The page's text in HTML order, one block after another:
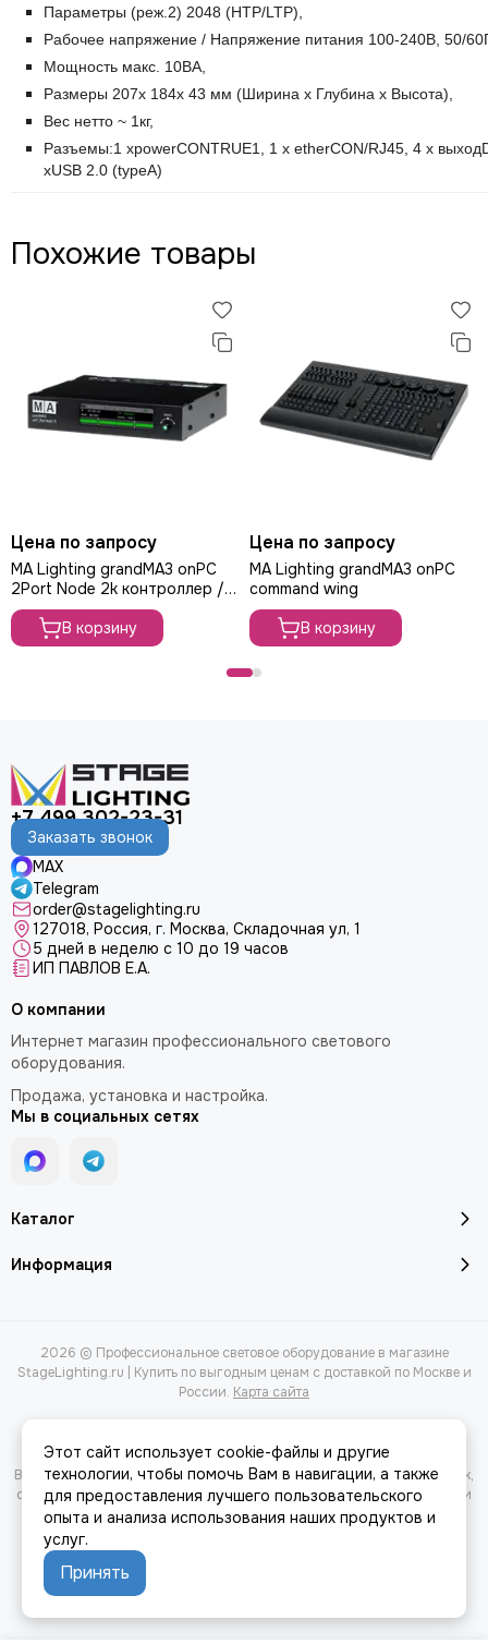
Tuchler
YODN
ЯRILO Pro
PROCAST Cable
CVGAUDIO
СТРОЙЦИРК
Параметры (реж.2) 2048 (HTP/LTP),
Рабочее напряжение / Напряжение питания 100-240В, 50/
Мощность макс. 10ВА,
Размеры 207x 184x 43 мм (Ширина x Глубина x Высота),
Вес нетто ~ 1кг,
Разъемы:1 xpowerCONTRUE1, 1 x etherCON/RJ45, 4 x
xUSB 2.0 (typeA)
Похожие товары
Цена по запросу
MA Lighting grandMA3 onPC
2Port Node 2k контроллер /
преобразователь сигнала
В корзину
Цена по запросу
MA Lighting grandMA3 onPC
command wing
В корзину
+7 499 302-23-31
Заказать звонок
MAX
Telegram
order@stagelighting.ru
127018, Россия, г. Москва, Складочная ул, 1
5 дней в неделю с 10 до 19 часов
ИП ПАВЛОВ Е.А.
Каталог
Информация
О компании
Интернет магазин профессионального светового
оборудования.
Продажа, установка и настройка.
Мы в социальных сетях
2026 © Профессиональное световое оборудование в магазине
StageLighting.ru | Купить по выгодным ценам с доставкой по Москве и
России. Карта сайта
Вся представленная на сайте информация, касающаяся характеристик,
стоимости товаров и услуг, носит информационный характер и ни при
каких условиях не является публичной офертой, определяемой
положениями Статьи 437(2) Гражданского кодекса РФ.
Этот сайт использует cookie-файлы и другие
технологии, чтобы помочь Вам в навигации, а также
для предоставления лучшего пользовательского
опыта и анализа использования наших продуктов и
услуг.
Принять